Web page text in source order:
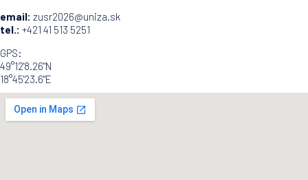
email: zusr2026@uniza.sk
tel.: +421 41 513 5251
GPS:
49°12'8.26"N
18°45'23.6"E